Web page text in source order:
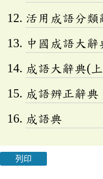
活用成語分類
中國成語大辭
成語大辭典(
成語辨正辭典
成語典
列印